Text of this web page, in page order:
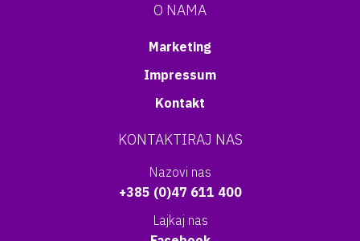
O NAMA
Marketing
Impressum
Kontakt
KONTAKTIRAJ NAS
Nazovi nas
+385 (0)47 611 400
Lajkaj nas